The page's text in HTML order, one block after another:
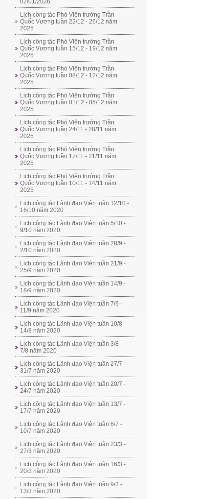
02/01/2026
Lịch công tác Phó Viện trưởng Trần
Quốc Vương tuần 22/12 - 26/12 năm
2025
Lịch công tác Phó Viện trưởng Trần
Quốc Vương tuần 15/12 - 19/12 năm
2025
Lịch công tác Phó Viện trưởng Trần
Quốc Vương tuần 08/12 - 12/12 năm
2025
Lịch công tác Phó Viện trưởng Trần
Quốc Vương tuần 01/12 - 05/12 năm
2025
Lịch công tác Phó Viện trưởng Trần
Quốc Vương tuần 24/11 - 28/11 năm
2025
Lịch công tác Phó Viện trưởng Trần
Quốc Vương tuần 17/11 - 21/11 năm
2025
Lịch công tác Phó Viện trưởng Trần
Quốc Vương tuần 10/11 - 14/11 năm
2025
Lịch công tác Lãnh đạo Viện tuần 12/10 -
16/10 năm 2020
Lịch công tác Lãnh đạo Viện tuần 5/10 -
9/10 năm 2020
Lịch công tác Lãnh đạo Viện tuần 28/9 -
2/10 năm 2020
Lịch công tác Lãnh đạo Viện tuần 21/9 -
25/9 năm 2020
Lịch công tác Lãnh đạo Viện tuần 14/9 -
18/9 năm 2020
Lịch công tác Lãnh đạo Viện tuần 7/9 -
11/9 năm 2020
Lịch công tác Lãnh đạo Viện tuần 10/8 -
14/8 năm 2020
Lịch công tác Lãnh đạo Viện tuần 3/8 -
7/8 năm 2020
Lịch công tác Lãnh đạo Viện tuần 27/7 -
31/7 năm 2020
Lịch công tác Lãnh đạo Viện tuần 20/7 -
24/7 năm 2020
Lịch công tác Lãnh đạo Viện tuần 13/7 -
17/7 năm 2020
Lịch công tác Lãnh đạo Viện tuần 6/7 -
10/7 năm 2020
Lịch công tác Lãnh đạo Viện tuần 23/3 -
27/3 năm 2020
Lịch công tác Lãnh đạo Viện tuần 16/3 -
20/3 năm 2020
Lịch công tác Lãnh đạo Viện tuần 9/3 -
13/3 năm 2020